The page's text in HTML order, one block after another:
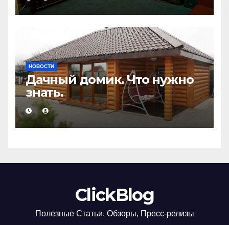
НОВОСТИ
Дачный домик. Что нужно
знать.
ClickBlog
Полезные Статьи, Обзоры, Пресс-релизы